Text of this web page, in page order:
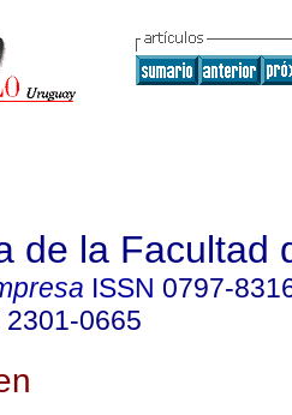
de la Facultad
ISSN 0797-
2301-0665